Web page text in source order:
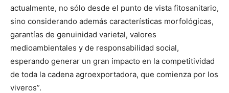
actualmente, no sólo desde el punto de vista fitosanitario,
sino considerando además características morfológicas,
garantías de genuinidad varietal, valores
medioambientales y de responsabilidad social,
esperando generar un gran impacto en la competitividad
de toda la cadena agroexportadora, que comienza por los
viveros”.